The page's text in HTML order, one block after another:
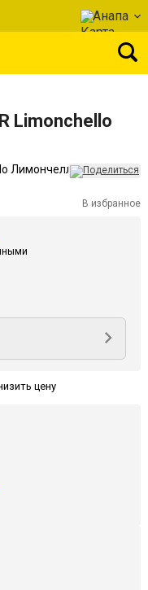
Анапа
Limonchello
В избранное
цену